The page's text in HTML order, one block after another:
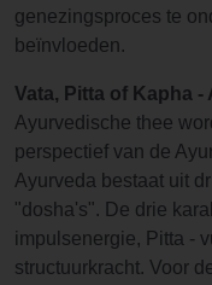
genezingsproces te
beïnvloeden.
Vata, Pitta of Kapha
Ayurvedische thee
perspectief van de
Ayurveda bestaat uit
"dosha's". De drie
impulsenergie, Pitta -
structuurkracht. Voor